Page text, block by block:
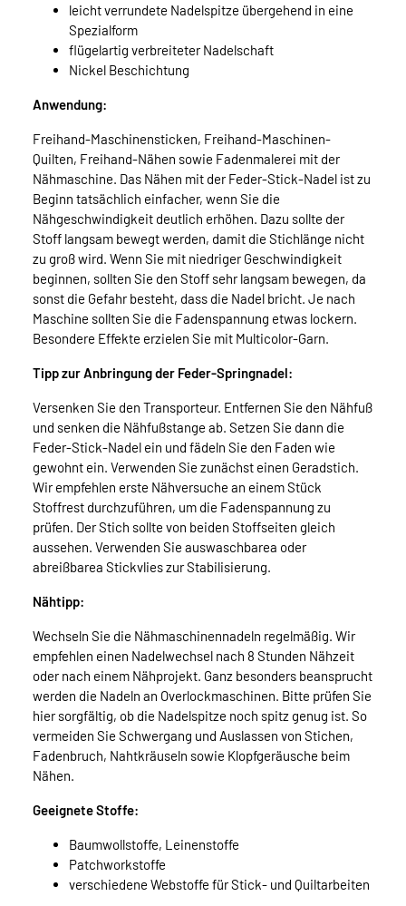
leicht verrundete Nadelspitze übergehend in eine
Spezialform
flügelartig verbreiteter Nadelschaft
Nickel Beschichtung
Anwendung:
Freihand-Maschinensticken, Freihand-Maschinen-
Quilten, Freihand-Nähen sowie Fadenmalerei mit der
Nähmaschine. Das Nähen mit der Feder-Stick-Nadel ist zu
Beginn tatsächlich einfacher, wenn Sie die
Nähgeschwindigkeit deutlich erhöhen. Dazu sollte der
Stoff langsam bewegt werden, damit die Stichlänge nicht
zu groß wird. Wenn Sie mit niedriger Geschwindigkeit
beginnen, sollten Sie den Stoff sehr langsam bewegen, da
sonst die Gefahr besteht, dass die Nadel bricht. Je nach
Maschine sollten Sie die Fadenspannung etwas lockern.
Besondere Effekte erzielen Sie mit Multicolor-Garn.
Tipp zur Anbringung der Feder-Springnadel:
Versenken Sie den Transporteur. Entfernen Sie den Nähfuß
und senken die Nähfußstange ab. Setzen Sie dann die
Feder-Stick-Nadel ein und fädeln Sie den Faden wie
gewohnt ein. Verwenden Sie zunächst einen Geradstich.
Wir empfehlen erste Nähversuche an einem Stück
Stoffrest durchzuführen, um die Fadenspannung zu
prüfen. Der Stich sollte von beiden Stoffseiten gleich
aussehen. Verwenden Sie auswaschbarea oder
abreißbarea Stickvlies zur Stabilisierung.
Nähtipp:
Wechseln Sie die Nähmaschinennadeln regelmäßig. Wir
empfehlen einen Nadelwechsel nach 8 Stunden Nähzeit
oder nach einem Nähprojekt. Ganz besonders beansprucht
werden die Nadeln an Overlockmaschinen. Bitte prüfen Sie
hier sorgfältig, ob die Nadelspitze noch spitz genug ist. So
vermeiden Sie Schwergang und Auslassen von Stichen,
Fadenbruch, Nahtkräuseln sowie Klopfgeräusche beim
Nähen.
Geeignete Stoffe:
Baumwollstoffe, Leinenstoffe
Patchworkstoffe
verschiedene Webstoffe für Stick- und Quiltarbeiten